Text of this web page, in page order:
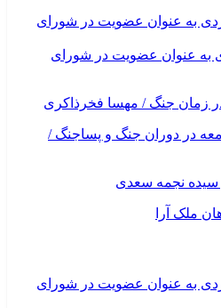
به عنوان عضویت در شورای
زمان جنگ / مهسا فخرذاکری
در دوران جنگ و پساجنگ /
سیده نجمه سعدی
ملک آرا